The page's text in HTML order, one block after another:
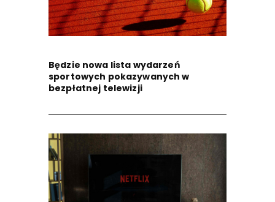
Będzie nowa lista wydarzeń
sportowych pokazywanych w
bezpłatnej telewizji